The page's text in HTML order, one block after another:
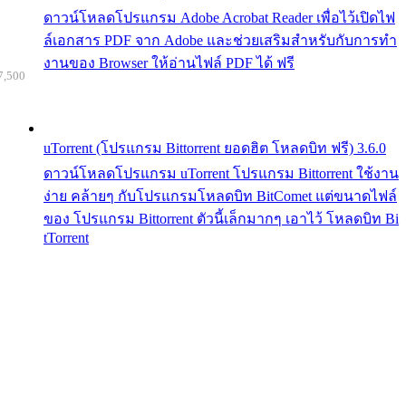
ดาวน์โหลดโปรแกรม Adobe Acrobat Reader เพื่อไว้เปิดไฟ
ล์เอกสาร PDF จาก Adobe และช่วยเสริมสำหรับกับการทำ
งานของ Browser ให้อ่านไฟล์ PDF ได้ ฟรี
uTorrent (โปรแกรม Bittorrent ยอดฮิต โหลดบิท ฟรี) 3.6.0
ดาวน์โหลดโปรแกรม uTorrent โปรแกรม Bittorrent ใช้งาน
ง่าย คล้ายๆ กับโปรแกรมโหลดบิท BitComet แต่ขนาดไฟล์
ของ โปรแกรม Bittorrent ตัวนี้เล็กมากๆ เอาไว้ โหลดบิท Bi
tTorrent